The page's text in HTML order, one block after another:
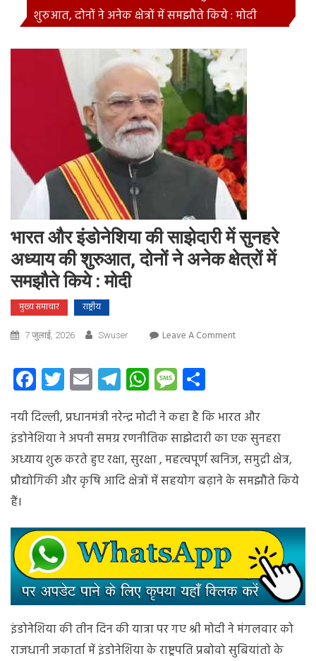
शुरुआत, दोनों ने अनेक क्षेत्रों में समझौते किये : मोदी
भारत और इंडोनेशिया की साझेदारी में सुनहरे
अध्याय की शुरुआत, दोनों ने अनेक क्षेत्रों में
समझौते किये : मोदी
मुख्य समाचार राष्ट्रीय
7 जुलाई, 2026 Swuser Leave A CommentOn
साझेदारी
में
सुनहरे
अध्याय
की
ने
क्षेत्रों
में
समझौते
किये
मोदी
Facebook
Twitter
EmailTelegram
WhatsApp
Message
नयी दिल्ली, प्रधानमंत्री नरेन्द्र मोदी ने कहा है कि भारत और
इंडोनेशिया ने अपनी समग्र रणनीतिक साझेदारी का एक सुनहरा
अध्याय शुरू करते हुए रक्षा, सुरक्षा , महत्वपूर्ण खनिज, समुद्री क्षेत्र,
प्रौद्योगिकी और कृषि आदि क्षेत्रों में सहयोग बढ़ाने के समझौते किये
हैं।
इंडोनेशिया की तीन दिन की यात्रा पर गए श्री मोदी ने मंगलवार को
राजधानी जकार्ता में इंडोनेशिया के राष्ट्रपति प्रबोवो सुबियांतो के